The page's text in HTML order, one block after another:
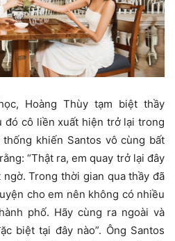
Hoàng Thùy tạm biệt thầy
đó cô liền xuất hiện trở lại trong
khiến Santos vô cùng bất
“Thật ra, em quay trở lại đây
Trong thời gian qua thầy đã
cho em nên không có nhiều
phố. Hãy cùng ra ngoài và
biệt tại đây nào”. Ông Santos